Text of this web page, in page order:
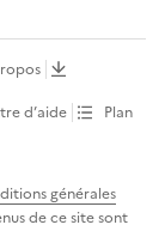
d’aide
Plan
générales
de ce site sont